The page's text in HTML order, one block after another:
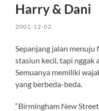
Harry & Dani
2001-12-02
Sepanjang jalan
stasiun kecil, tapi nggak
Semuanya memiliki
yang berbeda-beda.
“Birmingham New